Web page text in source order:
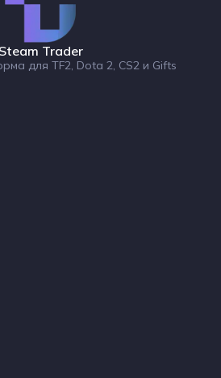
Steam Trader
для TF2, Dota 2, CS2 и Gifts